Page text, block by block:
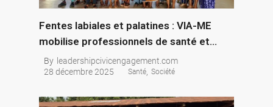
Fentes labiales et palatines : VIA-ME
mobilise professionnels de santé et
jeunes pour une meilleure prise en
charge
By leadershipcivicengagement.com
28 décembre 2025
Santé, Société